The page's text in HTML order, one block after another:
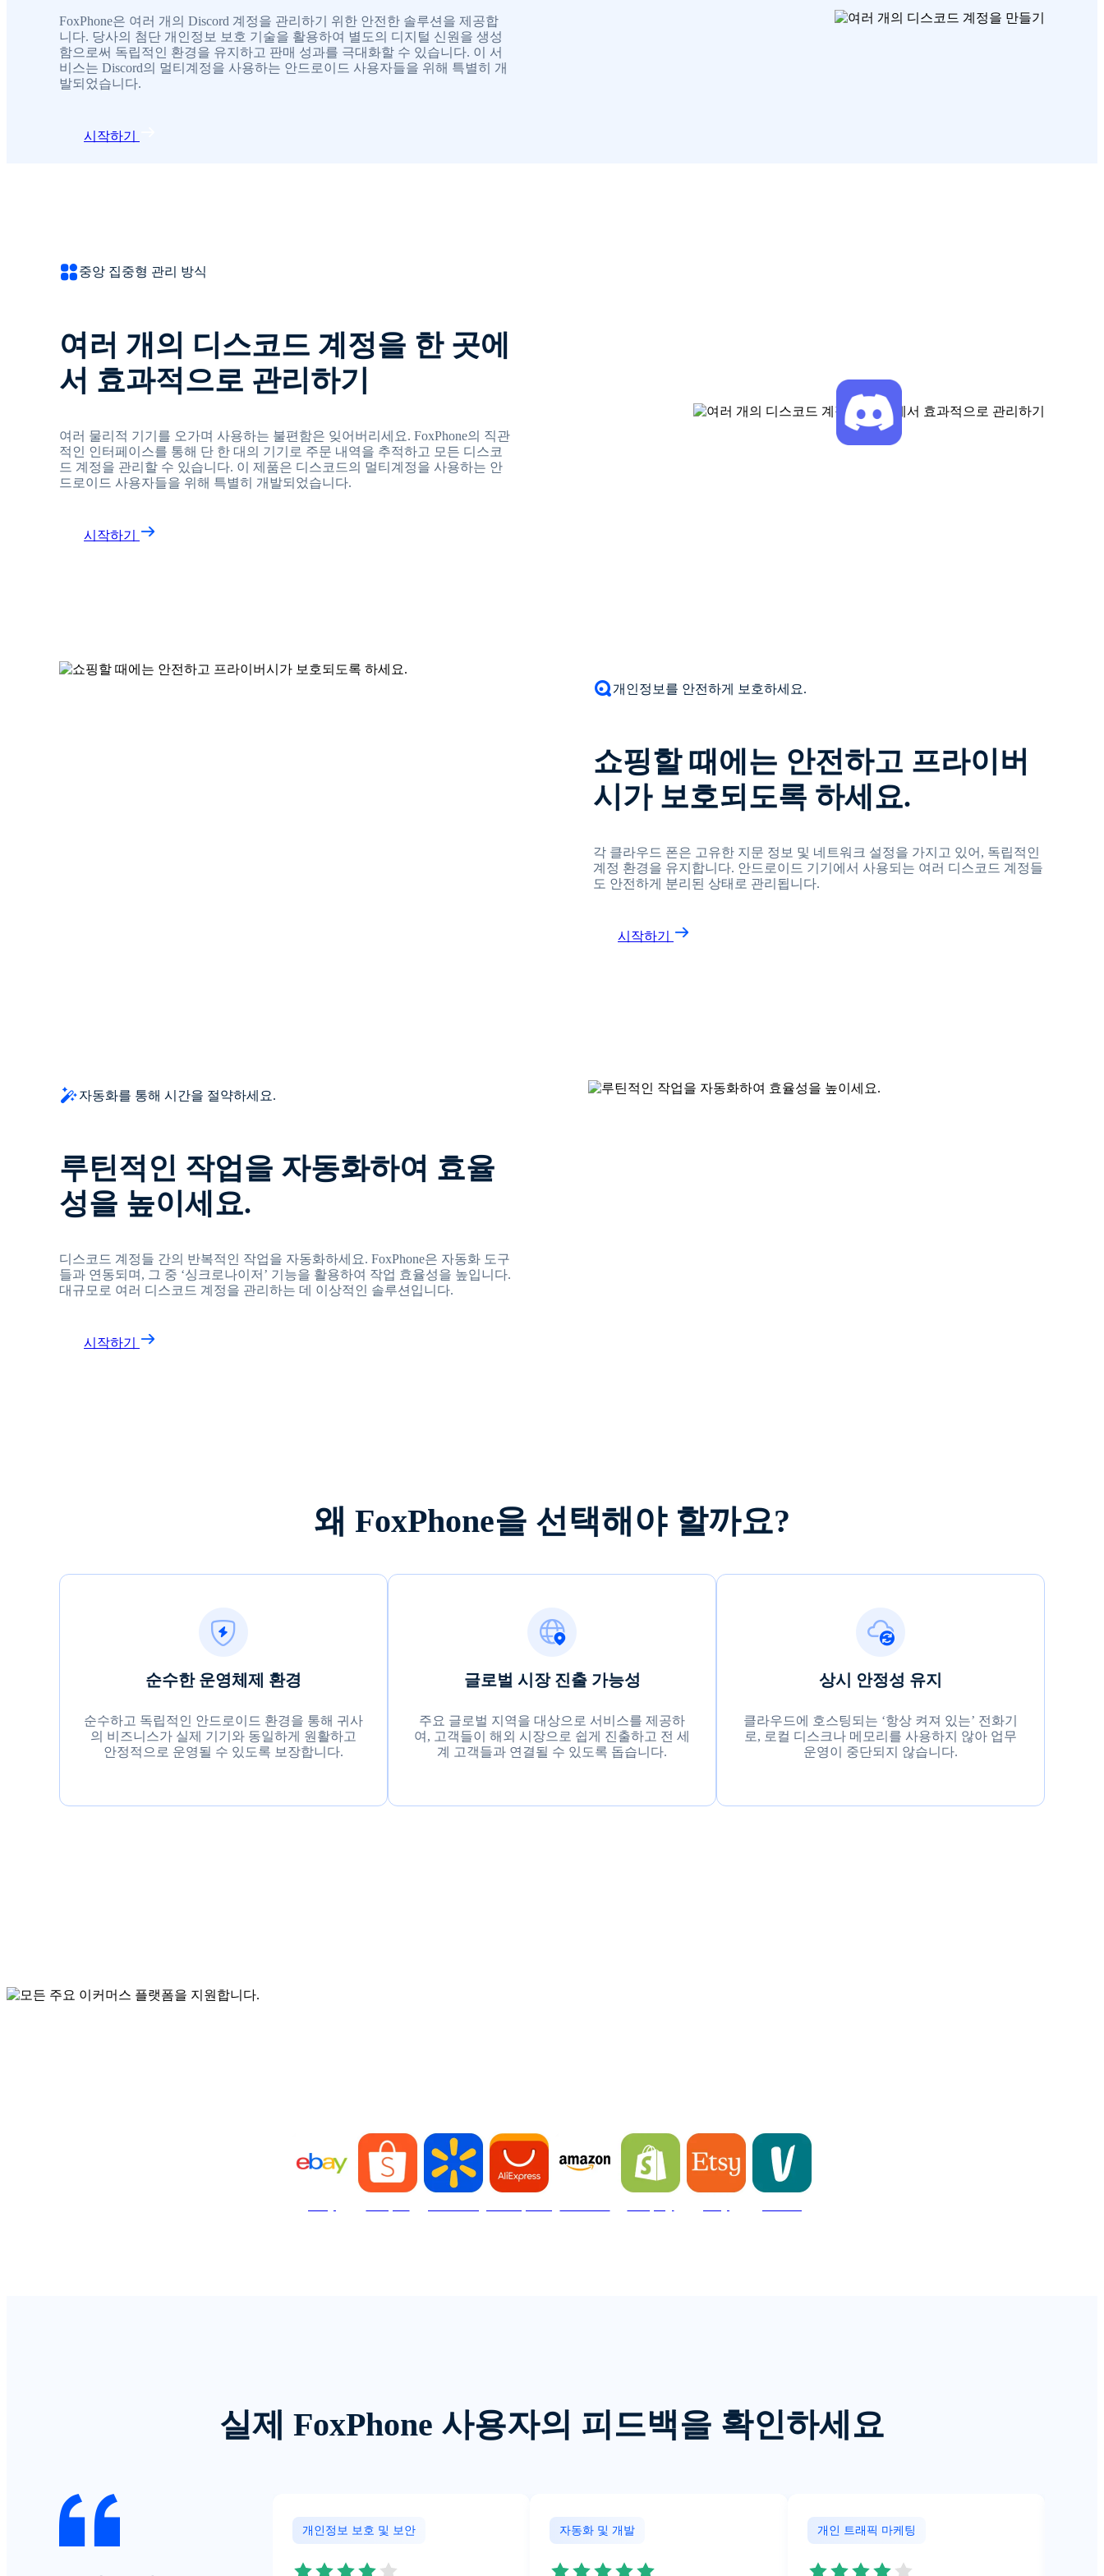
FoxPhone은 여러 개의 Discord 계정을 관리하기 위한 안전한 솔루션을 제공합
니다. 당사의 첨단 개인정보 보호 기술을 활용하여 별도의 디지털 신원을 생성
함으로써 독립적인 환경을 유지하고 판매 성과를 극대화할 수 있습니다. 이 서
비스는 Discord의 멀티계정을 사용하는 안드로이드 사용자들을 위해 특별히 개
발되었습니다.
시작하기
중앙 집중형 관리 방식
여러 개의 디스코드 계정을 한 곳에
서 효과적으로 관리하기
여러 물리적 기기를 오가며 사용하는 불편함은 잊어버리세요. FoxPhone의 직관
적인 인터페이스를 통해 단 한 대의 기기로 주문 내역을 추적하고 모든 디스코
드 계정을 관리할 수 있습니다. 이 제품은 디스코드의 멀티계정을 사용하는 안
드로이드 사용자들을 위해 특별히 개발되었습니다.
시작하기
개인정보를 안전하게 보호하세요.
쇼핑할 때에는 안전하고 프라이버
시가 보호되도록 하세요.
각 클라우드 폰은 고유한 지문 정보 및 네트워크 설정을 가지고 있어, 독립적인
계정 환경을 유지합니다. 안드로이드 기기에서 사용되는 여러 디스코드 계정들
도 안전하게 분리된 상태로 관리됩니다.
시작하기
자동화를 통해 시간을 절약하세요.
루틴적인 작업을 자동화하여 효율
성을 높이세요.
디스코드 계정들 간의 반복적인 작업을 자동화하세요. FoxPhone은 자동화 도구
들과 연동되며, 그 중 ‘싱크로나이저’ 기능을 활용하여 작업 효율성을 높입니다.
대규모로 여러 디스코드 계정을 관리하는 데 이상적인 솔루션입니다.
시작하기
왜 FoxPhone을 선택해야 할까요?
순수한 운영체제 환경
순수하고 독립적인 안드로이드 환경을 통해 귀사
의 비즈니스가 실제 기기와 동일하게 원활하고
안정적으로 운영될 수 있도록 보장합니다.
글로벌 시장 진출 가능성
주요 글로벌 지역을 대상으로 서비스를 제공하
여, 고객들이 해외 시장으로 쉽게 진출하고 전 세
계 고객들과 연결될 수 있도록 돕습니다.
상시 안정성 유지
클라우드에 호스팅되는 ‘항상 켜져 있는’ 전화기
로, 로컬 디스크나 메모리를 사용하지 않아 업무
운영이 중단되지 않습니다.
실제 FoxPhone 사용자의 피드백을 확인하세요
개인정보 보호 및 보안 자동화 및 개발 개인 트래픽 마케팅